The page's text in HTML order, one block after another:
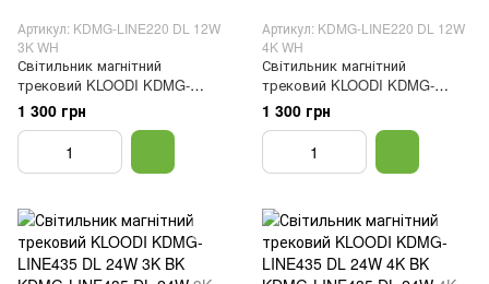
Артикул: KDMG-LINE220 DL 12W
3K WH
Світильник магнітний
трековий KLOODI KDMG-
LINE220 DL 12W 3K WH
1 300 грн
Артикул: KDMG-LINE220 DL 12W
4K WH
Світильник магнітний
трековий KLOODI KDMG-
LINE220 DL 12W 4K WH
1 300 грн